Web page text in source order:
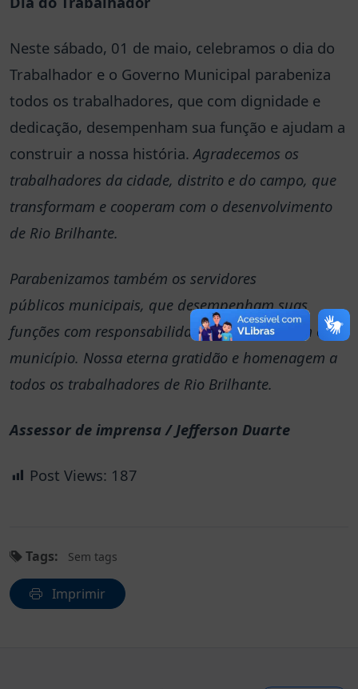
Neste sábado, 01 de maio, celebramos o dia do
Trabalhador e o Governo Municipal parabeniza
todos os trabalhadores, que com dignidade e
dedicação, desempenham sua função e ajudam a
construir a nossa história.Agradecemos os
trabalhadores da cidade, distrito e do campo, que
transformam e cooperam com o desenvolvimento
de Rio Brilhante.
Parabenizamos também os servidores
públicos municipais, que desempenham suas
funções com responsabilidade e engrandecem o
município. Nossa eterna gratidão e homenagem a
todos os trabalhadores de Rio Brilhante.
Assessor de imprensa / Jefferson Duarte
Post Views: 187
Tags: Sem tags
Imprimir